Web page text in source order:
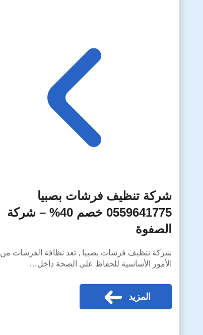
شركة تنظيف فرشات بصبيا
0559641775 خصم 40% – شركة
الصفوة
شركة تنظيف فرشات بصبيا , تعد نظافة الفرشات من
الأمور الأساسية للحفاظ على الصحة داخل…
المزيد